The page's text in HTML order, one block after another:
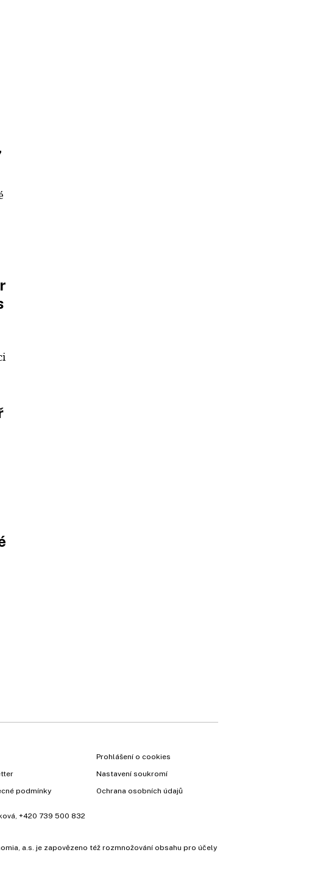
podmínky
Prohlášení o cookies
Nastavení soukromí
Ochrana osobních údajů
+420 739 500 832
a.s. je zapovězeno též rozmnožování obsahu pro účely